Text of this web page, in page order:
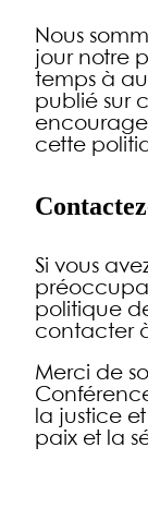
Nous
jour notre
temps à
publié sur
cette
Si vous
politique
contacter
Merci de
la justice
paix et la